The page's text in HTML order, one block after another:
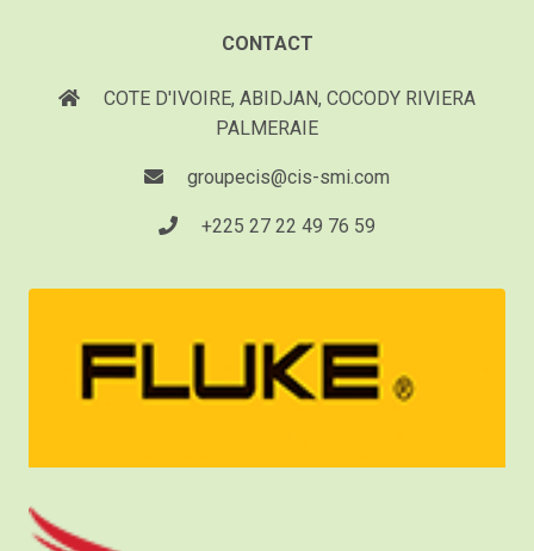
CONTACT
COTE D'IVOIRE, ABIDJAN, COCODY RIVIERA
PALMERAIE
groupecis@cis-smi.com
+225 27 22 49 76 59